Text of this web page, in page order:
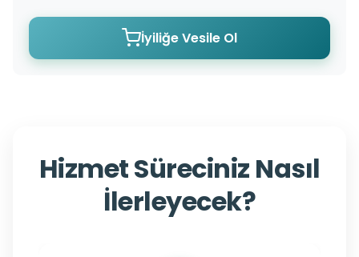
İyiliğe Vesile Ol
Hizmet Süreciniz Nasıl
İlerleyecek?